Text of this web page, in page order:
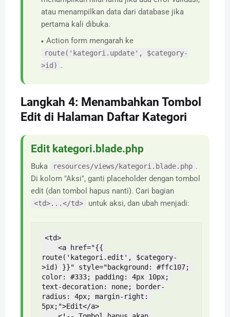
atau menampilkan data dari database jika
pertama kali dibuka.
Action form mengarah ke
route('kategori.update', $category-
>id) .
Langkah 4: Menambahkan Tombol
Edit di Halaman Daftar Kategori
Edit kategori.blade.php
Buka resources/views/kategori.blade.php .
Di kolom "Aksi", ganti placeholder dengan tombol
edit (dan tombol hapus nanti). Cari bagian
<td>...</td> untuk aksi, dan ubah menjadi:
<td>
route('kategori.edit', $category-
>id) }}" style="background: #ffc107;
color: #333; padding: 4px 10px;
text-decoration: none; border-
radius: 4px; margin-right:
5px;">Edit</a>